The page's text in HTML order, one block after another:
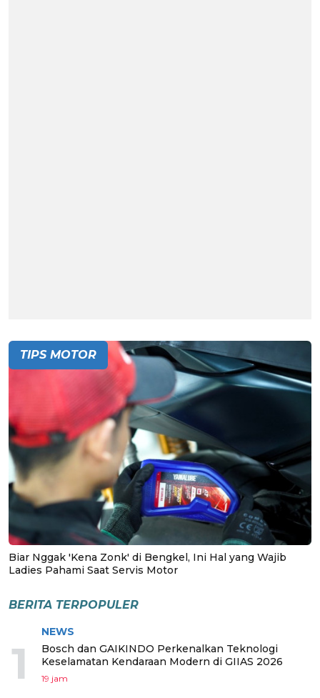
TIPS MOTOR
Biar Nggak 'Kena Zonk' di Bengkel, Ini Hal yang Wajib
Ladies Pahami Saat Servis Motor
BERITA TERPOPULER
1
NEWS
Bosch dan GAIKINDO Perkenalkan Teknologi
Keselamatan Kendaraan Modern di GIIAS 2026
19 jam